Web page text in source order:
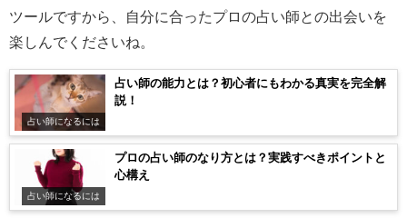
ツールですから、自分に合ったプロの占い師との出会いを
楽しんでくださいね。
占い師になるには
占い師の能力とは？初心者にもわかる真実を完全解
説！
占い師になるには
プロの占い師のなり方とは？実践すべきポイントと
心構え